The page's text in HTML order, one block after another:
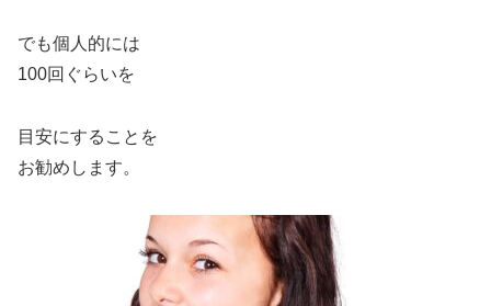
でも個人的には
100回ぐらいを
目安にすることを
お勧めします。